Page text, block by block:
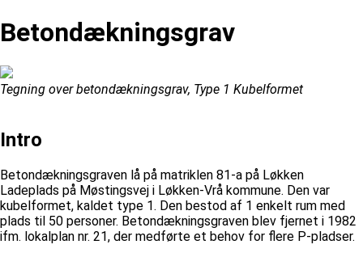
Betondækningsgrav
Tegning over betondækningsgrav, Type 1 Kubelformet
Intro
Betondækningsgraven lå på matriklen 81-a på Løkken
Ladeplads på Møstingsvej i Løkken-Vrå kommune. Den var
kubelformet, kaldet type 1. Den bestod af 1 enkelt rum med
plads til 50 personer. Betondækningsgraven blev fjernet i 1982
ifm. lokalplan nr. 21, der medførte et behov for flere P-pladser.